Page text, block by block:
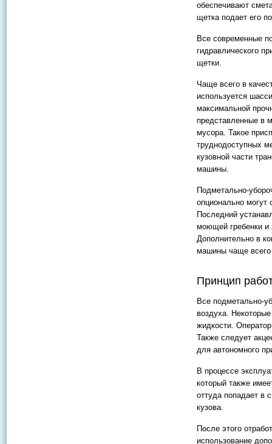
обеспечивают
щетка подает его
Все современные
гидравлического
щетки.
Чаще всего в
используется
максимальной
представленные в
мусора. Такое
труднодоступных
кузовной части
машины.
Подметально-
опционально
Последний
моющей гребенки и
Дополнительно в
машины чаще всего
Принцип
Все подметально-
воздуха.
жидкости.
Также следует
для автономного
В процессе
который также
оттуда попадает в
кузова.
После этого
использование